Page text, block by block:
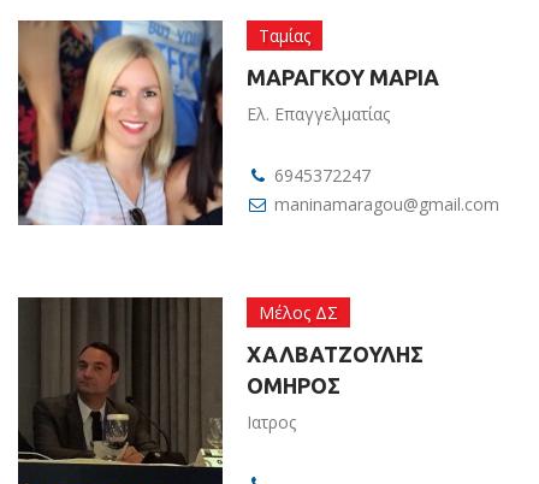
Ταμίας
ΜΑΡΑΓΚΟΥ ΜΑΡΙΑ
Ελ. Επαγγελματίας
6945372247
maninamaragou@gmail.com
Μέλος ΔΣ
ΧΑΛΒΑΤΖΟΥΛΗΣ
ΟΜΗΡΟΣ
Ιατρος